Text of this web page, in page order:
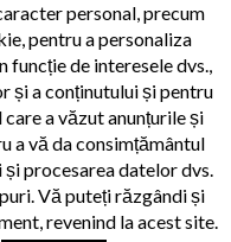
Thassos, Grecia
să vizitezi
personal, precum
pentru a personaliza
funcție de interesele dvs.,
și a conținutului și pentru
a văzut anunțurile și
a vă da consimțământul
procesarea datelor dvs.
Vă puteți răzgândi și
revenind la acest site.